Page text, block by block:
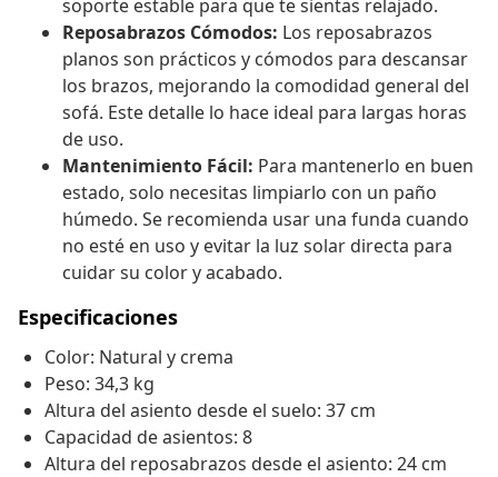
soporte estable para que te sientas relajado.
Reposabrazos Cómodos: Los reposabrazos
planos son prácticos y cómodos para descansar
los brazos, mejorando la comodidad general del
sofá. Este detalle lo hace ideal para largas horas
de uso.
Mantenimiento Fácil: Para mantenerlo en buen
estado, solo necesitas limpiarlo con un paño
húmedo. Se recomienda usar una funda cuando
no esté en uso y evitar la luz solar directa para
cuidar su color y acabado.
Especificaciones
Color: Natural y crema
Peso: 34,3 kg
Altura del asiento desde el suelo: 37 cm
Capacidad de asientos: 8
Altura del reposabrazos desde el asiento: 24 cm